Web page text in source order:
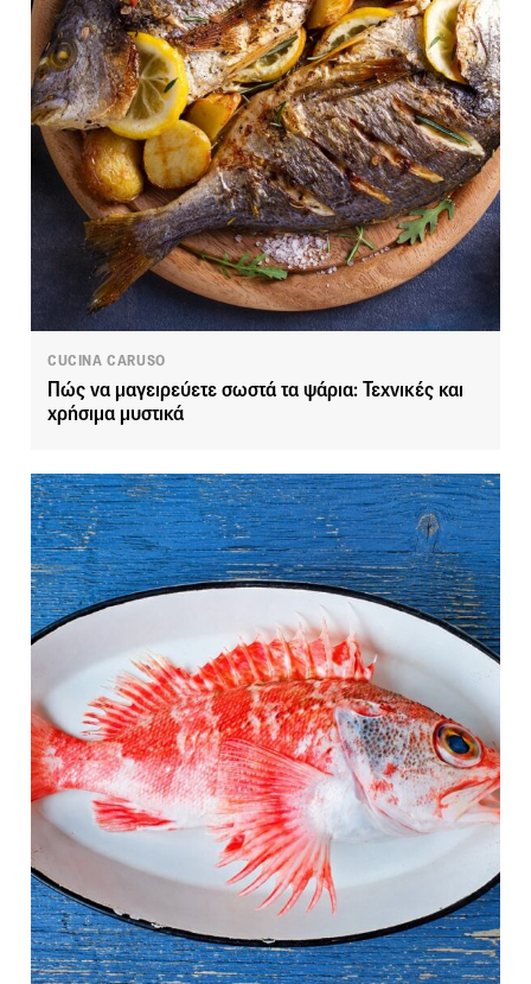
CUCINA CARUSO
Πώς να μαγειρεύετε σωστά τα ψάρια: Τεχνικές και
χρήσιμα μυστικά